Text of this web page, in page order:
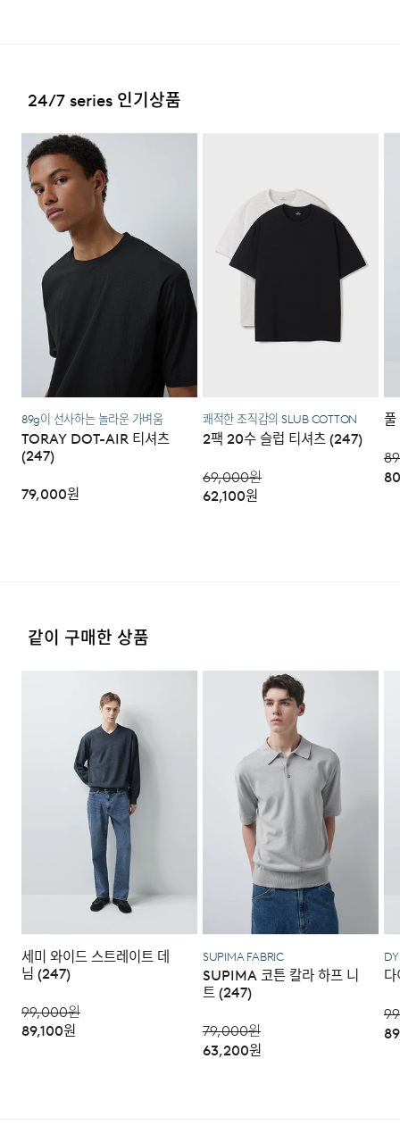
모델 착용 사이즈 : 183cm / M size
배송비
회원구매 시 배송비는 2,500원 (3만원 이상 무료) (도서,산
간,오지 일부 지역은 배송비가 추가됩니다.)
도서지역 추가 배송료: 3,000~9,000원 (도서지역별로 상
이하며 추가 금액이 발생할 수 있습니다.)
접수해주세요.
소는 '경기도 화성시 동탄산단 10길 74 코오롱 온라인 9
층'입니다. / 고객센터:
·편의점 반품: 편의점 반품은 편의점 픽업이 가능한 상품에
한해서 이용 가능합니다. 편의점 반품 신청 후 발급되는 승
인번호로 GS25에 설치된 PostBox에 반품 접수를 진행해
주시기 바랍니다.
·코오롱물류 인터넷 쇼핑몰 (지정된 반송처로 반송되지 않
을 시, 교환 및 반품 절차가 지연될 수 있습니다.)
·단순 변심으로 인한 교환 및 반품 시 택배비용은 고객님께
서 부담하셔야 합니다. (배송착오 및 제품 불량의 경우 제외)
3. 교환/반품이 가능한 경우
·상품을 공급받으신 날로부터 7일 이내에 요청이 가능합니
4. 교환/반품이 불가능한 경우
다음과 같이 상품이 사용/훼손된 경우에는 교환 및 반품이
되지 않습니다.
·고객님의 귀책 사유로 상품이 훼손된 경우. (단, 상품의 내
용 확인을 위해 포장 등을 훼손한 경우는 제외)
·포장을 개봉하였거나 포장이 훼손되어 상품가치가 현저히
상실된 경우.
·상품의 TAG, 스티커, 케이스 등을 훼손 및 분실한 경우.
·시간의 경과에 의하여 재판매가 곤란할 정도로 상품 등의
가치가 현저히 감소된 경우.
24/7 series 인기상품
89g이 선사하는 놀라운 가벼움
TORAY DOT-AIR 티셔츠
(247)
79,000원
쾌적한 조직감의 SLUB COTTON
2팩 20수 슬럽 티셔츠 (247)
69,000원
62,100원
풀
같이 구매한 상품
세미 와이드 스트레이트 데
님 (247)
99,000원
89,100원
SUPIMA FABRIC
SUPIMA 코튼 칼라 하프 니
트 (247)
79,000원
63,200원